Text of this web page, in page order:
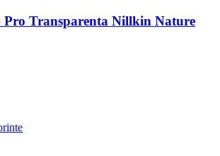
Pro Transparenta Nillkin Nature